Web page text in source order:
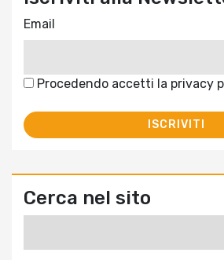
Email
Procedendo accetti la privacy
Cerca nel sito